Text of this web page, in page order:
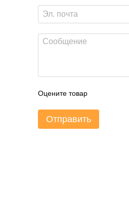
Оцените товар
Отправить